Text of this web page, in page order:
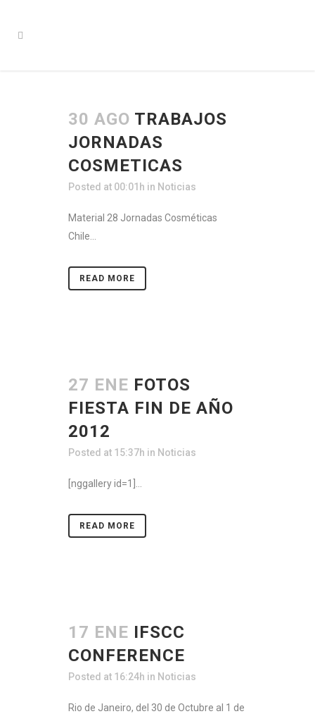
30 AGO TRABAJOS
JORNADAS
COSMETICAS
Posted at 00:01h in Noticias
Material 28 Jornadas Cosméticas
Chile...
READ MORE
27 ENE FOTOS
FIESTA FIN DE AÑO
2012
Posted at 15:37h in Noticias
[nggallery id=1]...
READ MORE
17 ENE IFSCC
CONFERENCE
Posted at 16:24h in Noticias
Rio de Janeiro, del 30 de Octubre al 1 de